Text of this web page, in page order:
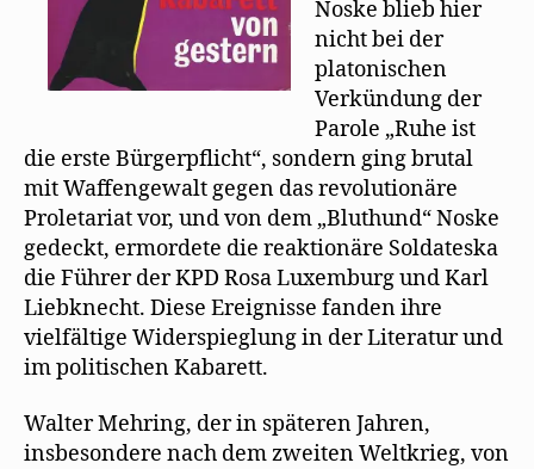
Noske blieb hier
nicht bei der
platonischen
Verkündung der
Parole „Ruhe ist
die erste Bürgerpﬂicht“, sondern ging brutal
mit Waffengewalt gegen das revolutionäre
Proletariat vor, und von dem „Bluthund“ Noske
gedeckt, ermordete die reaktionäre Soldateska
die Führer der KPD Rosa Luxemburg und Karl
Liebknecht. Diese Ereignisse fanden ihre
vielfältige Widerspieglung in der Literatur und
im politischen Kabarett.
Walter Mehring, der in späteren Jahren,
insbesondere nach dem zweiten Weltkrieg, von